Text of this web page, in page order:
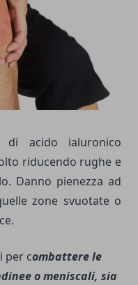
acido ialuronico
riducendo rughe e
Danno pienezza ad
zone svuotate o
per combattere le
o meniscali, sia